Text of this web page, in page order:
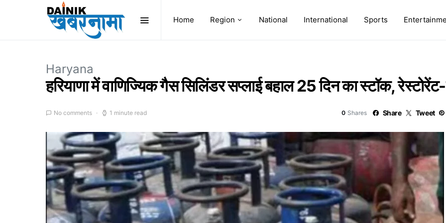
Home Region National International Sports
Haryana
हरियाणा में वाणिज्यिक गैस सिलिंडर सप्लाई बहाल 25 दिन का स्टॉक,
No comments 1 minute read 0 Shares Share Tweet